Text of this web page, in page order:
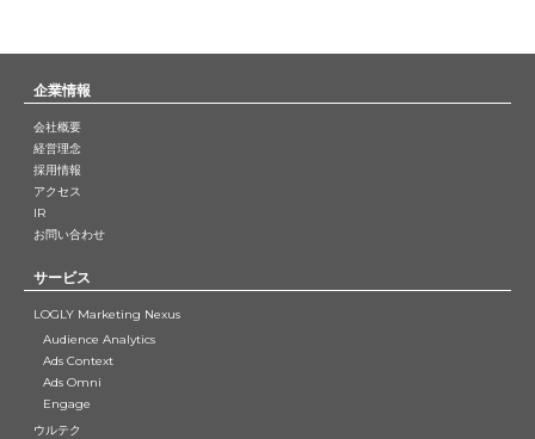
企業情報
会社概要
経営理念
採用情報
アクセス
IR
お問い合わせ
サービス
LOGLY Marketing Nexus
Audience Analytics
Ads Context
Ads Omni
Engage
ウルテク